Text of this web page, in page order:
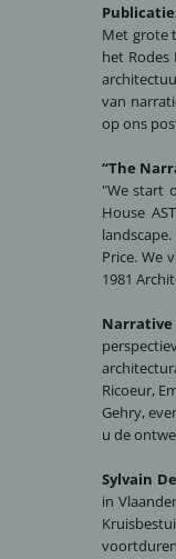
Met grote
het Rodes
van
op ons
“The
"We start
House
Price. We
1981
Ricoeur,
Gehry,
u de
Sylvain
in